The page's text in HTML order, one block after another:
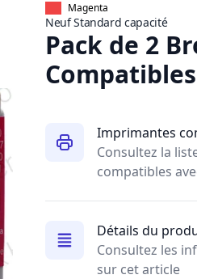
Magenta
NeufStandard capacité
Pack de 2
Imprimantes
Consultez la
compatibles
Détails du
Consultez les
sur cet article